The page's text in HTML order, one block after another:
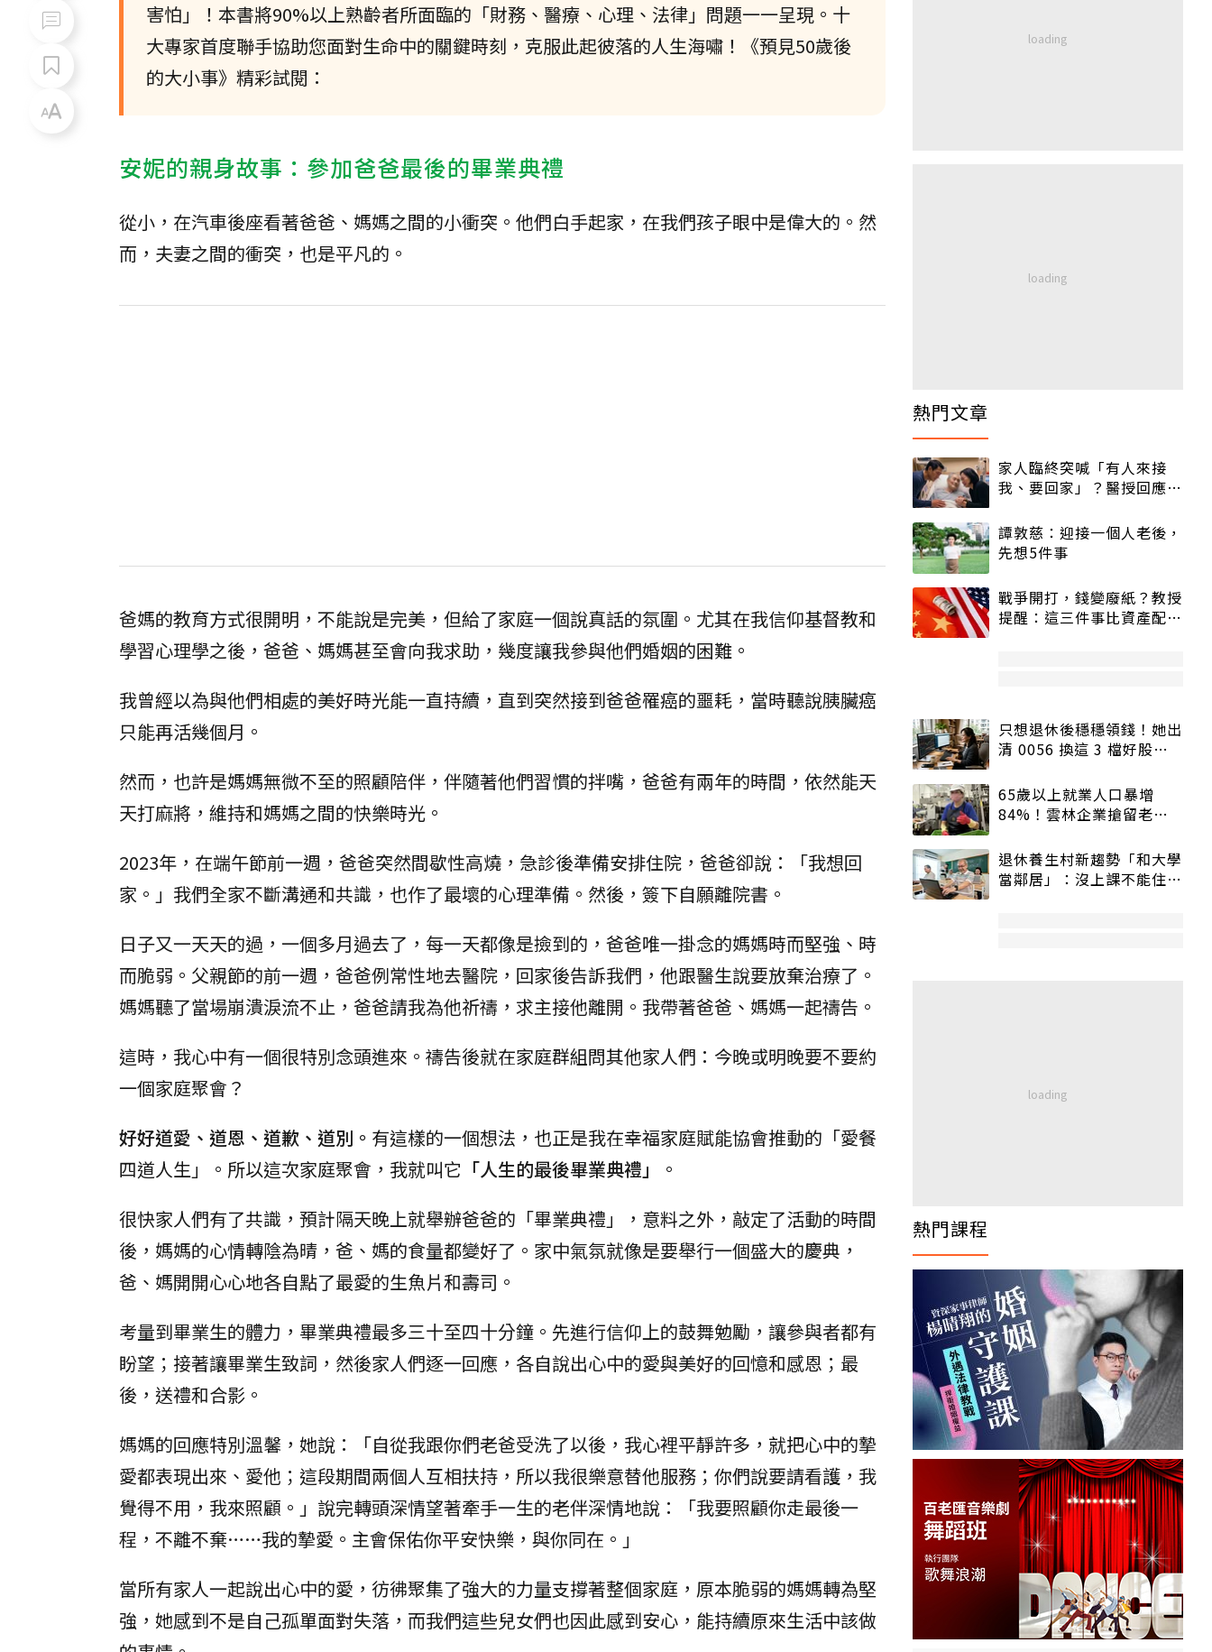
害怕」！本書將90%以上熟齡者所面臨的「財務、醫療、心理、法律」問題一一呈現。十
大專家首度聯手協助您面對生命中的關鍵時刻，克服此起彼落的人生海嘯！《預見50歲後
的大小事》精彩試閱：
安妮的親身故事：參加爸爸最後的畢業典禮
從小，在汽車後座看著爸爸、媽媽之間的小衝突。他們白手起家，在我們孩子眼中是偉大的。然
而，夫妻之間的衝突，也是平凡的。
爸媽的教育方式很開明，不能說是完美，但給了家庭一個說真話的氛圍。尤其在我信仰基督教和
學習心理學之後，爸爸、媽媽甚至會向我求助，幾度讓我參與他們婚姻的困難。
我曾經以為與他們相處的美好時光能一直持續，直到突然接到爸爸罹癌的噩耗，當時聽說胰臟癌
只能再活幾個月。
然而，也許是媽媽無微不至的照顧陪伴，伴隨著他們習慣的拌嘴，爸爸有兩年的時間，依然能天
天打麻將，維持和媽媽之間的快樂時光。
2023年，在端午節前一週，爸爸突然間歇性高燒，急診後準備安排住院，爸爸卻說：「我想回
家。」我們全家不斷溝通和共識，也作了最壞的心理準備。然後，簽下自願離院書。
日子又一天天的過，一個多月過去了，每一天都像是撿到的，爸爸唯一掛念的媽媽時而堅強、時
而脆弱。父親節的前一週，爸爸例常性地去醫院，回家後告訴我們，他跟醫生說要放棄治療了。
媽媽聽了當場崩潰淚流不止，爸爸請我為他祈禱，求主接他離開。我帶著爸爸、媽媽一起禱告。
這時，我心中有一個很特別念頭進來。禱告後就在家庭群組問其他家人們：今晚或明晚要不要約
一個家庭聚會？
好好道愛、道恩、道歉、道別。 有這樣的一個想法，也正是我在幸福家庭賦能協會推動的「愛餐
四道人生」。所以這次家庭聚會，我就叫它 「人生的最後畢業典禮」
。
很快家人們有了共識，預計隔天晚上就舉辦爸爸的「畢業典禮」，意料之外，敲定了活動的時間
後，媽媽的心情轉陰為晴，爸、媽的食量都變好了。家中氣氛就像是要舉行一個盛大的慶典，
爸、媽開開心心地各自點了最愛的生魚片和壽司。
考量到畢業生的體力，畢業典禮最多三十至四十分鐘。先進行信仰上的鼓舞勉勵，讓參與者都有
盼望；接著讓畢業生致詞，然後家人們逐一回應，各自說出心中的愛與美好的回憶和感恩；最
後，送禮和合影。
媽媽的回應特別溫馨，她說：「自從我跟你們老爸受洗了以後，我心裡平靜許多，就把心中的摯
愛都表現出來、愛他；這段期間兩個人互相扶持，所以我很樂意替他服務；你們說要請看護，我
覺得不用，我來照顧。」說完轉頭深情望著牽手一生的老伴深情地說：「我要照顧你走最後一
程，不離不棄……我的摯愛。主會保佑你平安快樂，與你同在。」
當所有家人一起說出心中的愛，彷彿聚集了強大的力量支撐著整個家庭，原本脆弱的媽媽轉為堅
強，她感到不是自己孤單面對失落，而我們這些兒女們也因此感到安心，能持續原來生活中該做
熱門文章
家人臨終突喊「有人來接
我、要回家」？醫授回應方
譚敦慈：迎接一個人老後，
先想5件事
戰爭開打，錢變廢紙？教授
提醒：這三件事比資產配置
只想退休後穩穩領錢！她出
清 0056 換這 3 檔好股：
65歲以上就業人口暴增
84%！雲林企業搶留老員
退休養生村新趨勢「和大學
當鄰居」：沒上課不能住、
熱門課程